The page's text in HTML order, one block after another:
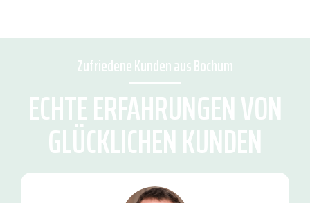
Zufriedene Kunden aus Bochum
ECHTE ERFAHRUNGEN VON
GLÜCKLICHEN KUNDEN